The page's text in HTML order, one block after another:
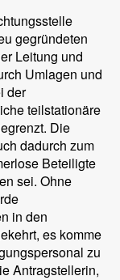
gegründeten
Leitung und
Umlagen und
der
teilstationäre
Die
dadurch zum
Beteiligte
sei. Ohne
in den
es komme
zu
Antragstellerin,